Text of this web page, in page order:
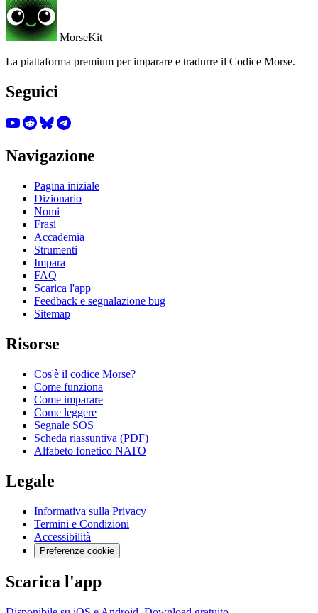
MorseKit
La piattaforma premium per imparare e tradurre il Codice Morse.
Seguici
Navigazione
Pagina iniziale
Dizionario
Nomi
Frasi
Accademia
Strumenti
Impara
FAQ
Scarica l'app
Feedback e segnalazione bug
Sitemap
Risorse
Cos'è il codice Morse?
Come funziona
Come imparare
Come leggere
Segnale SOS
Scheda riassuntiva (PDF)
Alfabeto fonetico NATO
Legale
Informativa sulla Privacy
Termini e Condizioni
Accessibilità
Preferenze cookie
Scarica l'app